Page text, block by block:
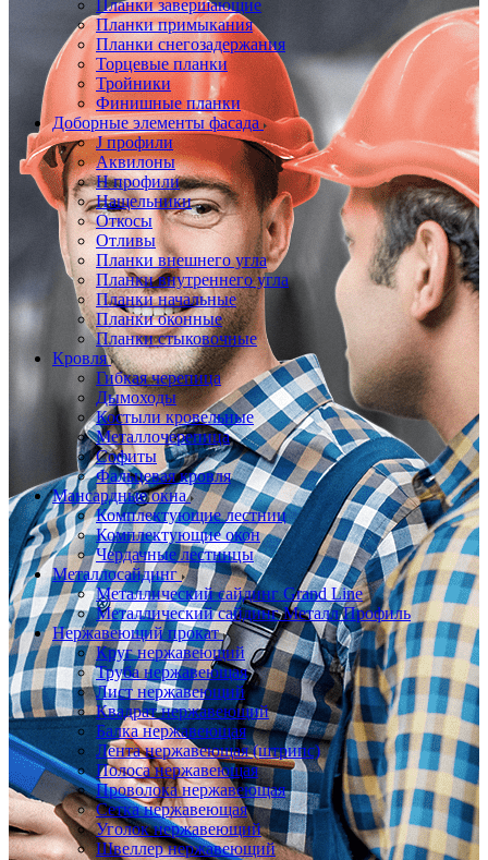
Планки завершающие
Планки примыкания
Планки снегозадержания
Торцевые планки
Тройники
Финишные планки
Доборные элементы фасада
J профили
Аквилоны
Н профили
Нащельники
Откосы
Отливы
Планки внешнего угла
Планки внутреннего угла
Планки начальные
Планки оконные
Планки стыковочные
Кровля
Гибкая черепица
Дымоходы
Костыли кровельные
Металлочерепица
Софиты
Фальцевая кровля
Мансардные окна
Комплектующие лестниц
Комплектующие окон
Чердачные лестницы
Металлосайдинг
Металлический сайдинг Grand Line
Металлический сайдинг Металл Профиль
Нержавеющий прокат
Круг нержавеющий
Труба нержавеющая
Лист нержавеющий
Квадрат нержавеющий
Балка нержавеющая
Лента нержавеющая (штрипс)
Полоса нержавеющая
Проволока нержавеющая
Сетка нержавеющая
Уголок нержавеющий
Швеллер нержавеющий